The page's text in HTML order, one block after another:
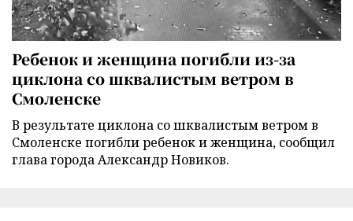
Ребенок и женщина погибли из-за
циклона со шквалистым ветром в
Смоленске
В результате циклона со шквалистым ветром в
Смоленске погибли ребенок и женщина, сообщил
глава города Александр Новиков.